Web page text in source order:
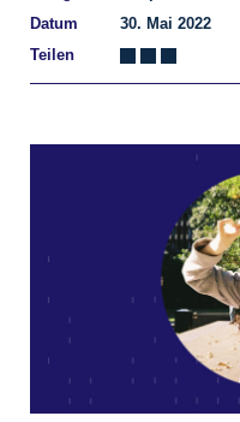
Datum
30. Mai 2022
Teilen